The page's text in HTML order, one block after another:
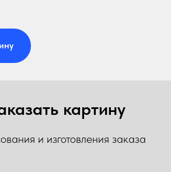
картину
и изготовления заказа